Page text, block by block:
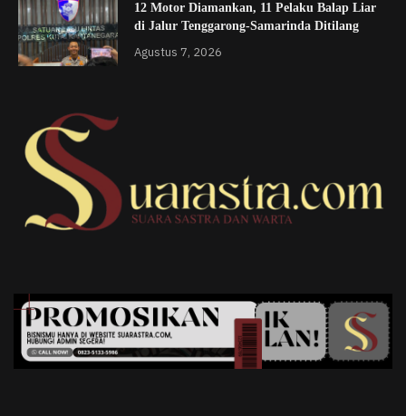
12 Motor Diamankan, 11 Pelaku Balap Liar
di Jalur Tenggarong-Samarinda Ditilang
Agustus 7, 2026